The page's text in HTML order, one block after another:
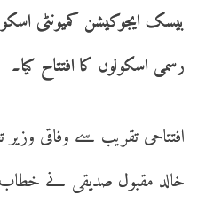
رسمی اسکولوں کا افتتاح کیا۔
افتتاحی تقریب سے وفاقی وزیر